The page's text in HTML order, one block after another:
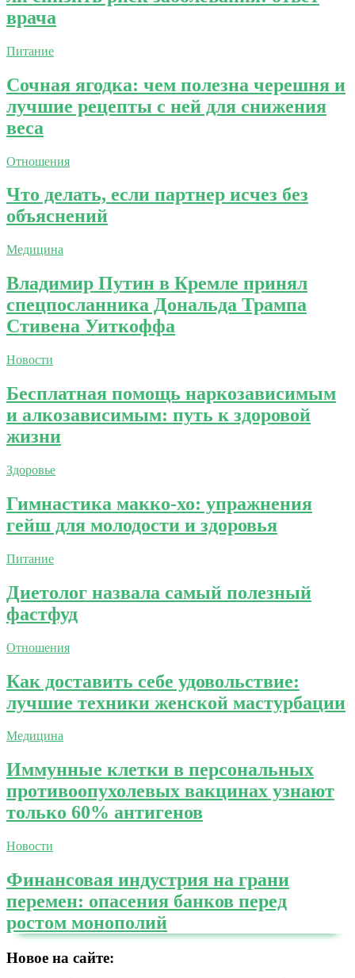
врача
Питание
Сочная ягодка: чем полезна черешня и
лучшие рецепты с ней для снижения
веса
Отношения
Что делать, если партнер исчез без
объяснений
Медицина
Владимир Путин в Кремле принял
спецпосланника Дональда Трампа
Стивена Уиткоффа
Новости
Бесплатная помощь наркозависимым
и алкозависимым: путь к здоровой
жизни
Здоровье
Гимнастика макко-хо: упражнения
гейш для молодости и здоровья
Питание
Диетолог назвала самый полезный
фастфуд
Отношения
Как доставить себе удовольствие:
лучшие техники женской мастурбации
Медицина
Иммунные клетки в персональных
противоопухолевых вакцинах узнают
только 60% антигенов
Новости
Финансовая индустрия на грани
перемен: опасения банков перед
ростом монополий
Новое на сайте: